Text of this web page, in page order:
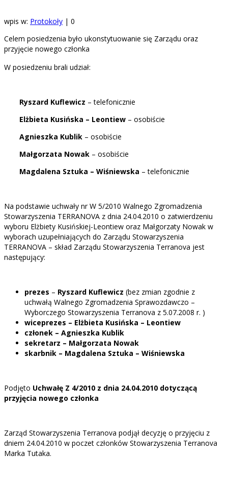
wpis w: Protokoły | 0
Celem posiedzenia było ukonstytuowanie się Zarządu oraz
przyjęcie nowego członka
W posiedzeniu brali udział:
Ryszard Kuflewicz – telefonicznie
Elżbieta Kusińska – Leontiew – osobiście
Agnieszka Kublik – osobiście
Małgorzata Nowak – osobiście
Magdalena Sztuka – Wiśniewska – telefonicznie
Na podstawie uchwały nr W 5/2010 Walnego Zgromadzenia
Stowarzyszenia TERRANOVA z dnia 24.04.2010 o zatwierdzeniu
wyboru Elżbiety Kusińskiej-Leontiew oraz Małgorzaty Nowak w
wyborach uzupełniających do Zarządu Stowarzyszenia
TERRANOVA – skład Zarządu Stowarzyszenia Terranova jest
następujący:
prezes – Ryszard Kuflewicz (bez zmian zgodnie z
uchwałą Walnego Zgromadzenia Sprawozdawczo –
Wyborczego Stowarzyszenia Terranova z 5.07.2008 r. )
wiceprezes – Elżbieta Kusińska – Leontiew
członek – Agnieszka Kublik
sekretarz – Małgorzata Nowak
skarbnik – Magdalena Sztuka – Wiśniewska
Podjęto Uchwałę Z 4/2010 z dnia 24.04.2010 dotyczącą
przyjęcia nowego członka
Zarząd Stowarzyszenia Terranova podjął decyzję o przyjęciu z
dniem 24.04.2010 w poczet członków Stowarzyszenia Terranova
Marka Tutaka.